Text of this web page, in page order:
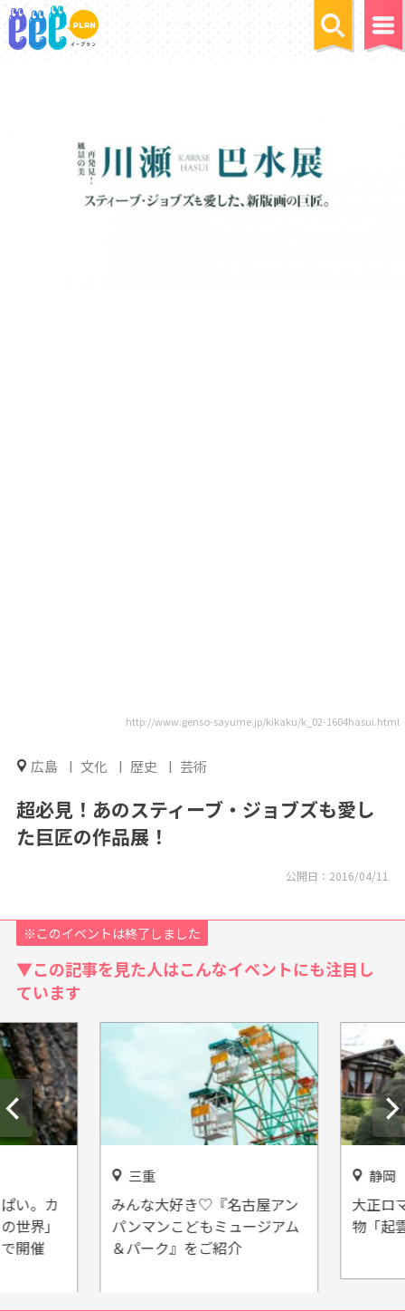
http://www.genso-sayume.jp/kikaku/k_02-1604hasui.html
広島 文化 歴史 芸術
超必見！あのスティーブ・ジョブズも愛し
た巨匠の作品展！
公開日： 2016/04/11
※このイベントは終了しました
▼この記事を見た人はこんなイベントにも注目し
ています
い。カ
世界」
開催
三重
みんな大好き♡『名古屋アン
パンマンこどもミュージアム
＆パーク』をご紹介
静岡
大正ロ
物「起